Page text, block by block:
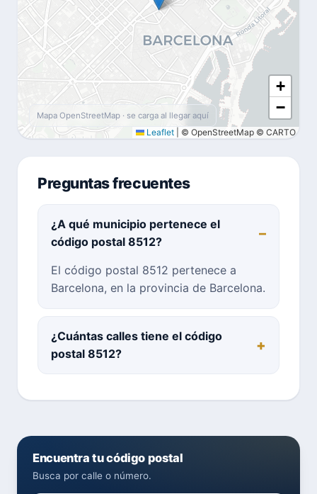
+
−
Leaflet © OpenStreetMap © CARTO
Mapa OpenStreetMap · se carga al llegar aquí
Preguntas frecuentes
¿A qué municipio pertenece el
código postal 8512?
El código postal 8512 pertenece a
Barcelona, en la provincia de Barcelona.
¿Cuántas calles tiene el código
postal 8512?
Encuentra tu código postal
Busca por calle o número.